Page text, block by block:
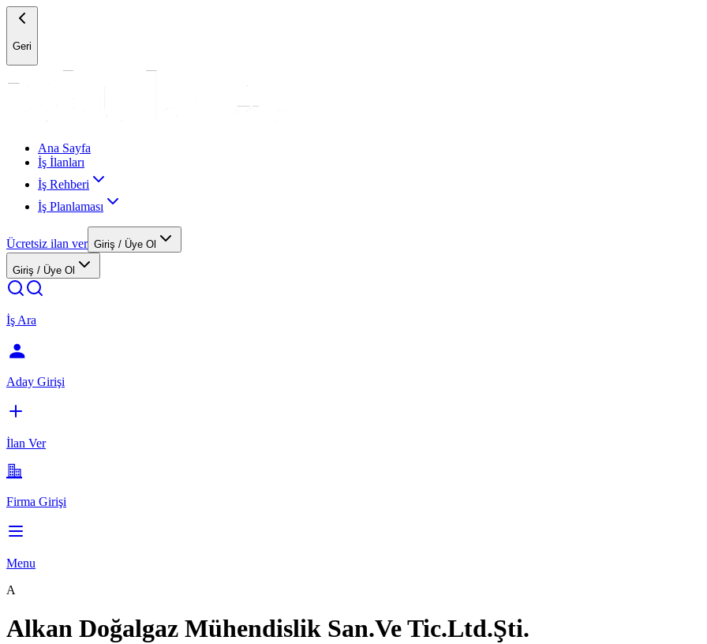
Geri
Ana Sayfa
İş İlanları
İş Rehberi
İş Planlaması
Ücretsiz ilan ver Giriş / Üye Ol
Giriş / Üye Ol
İş Ara
Aday Girişi
İlan Ver
Firma Girişi
Menu
A
Alkan Doğalgaz Mühendislik San.Ve Tic.Ltd.Şti.